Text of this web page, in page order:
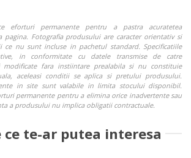
eforturi permanente pentru a pastra acuratetea
pagina. Fotografia produsului are caracter orientativ si
ce nu sunt incluse in pachetul standard. Specificatiile
in conformitate cu datele transmise de catre
fara instiintare prealabila si nu constituie
aceleasi conditii se aplica si pretului produsului.
in site sunt valabile in limita stocului disponibil.
permanente pentru a elimina orice inadvertente sau
a produsului nu implica obligatii contractuale.
ce te-ar putea interesa